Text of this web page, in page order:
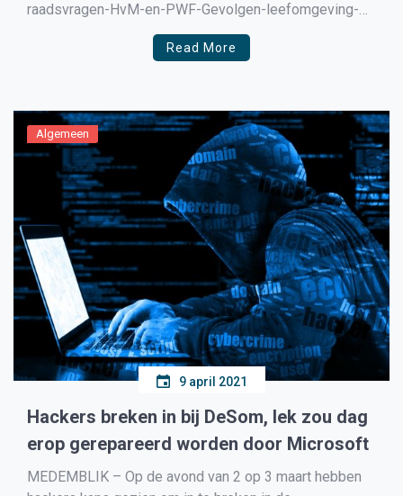
raadsvragen-HvM-en-PWF-Gevolgen-leefomgeving-
datacenters.docx-1.pdf” title=”Beantwoording
raadsvragen HvM en PWF Gevolgen leefomgeving
Read More
Algemeen
9 april 2021
Hackers breken in bij DeSom, lek zou dag
erop gerepareerd worden door Microsoft
MEDEMBLIK – Op de avond van 2 op 3 maart hebben